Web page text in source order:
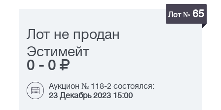
Лот № 65
Лот не продан
Эстимейт
0 - 0
Аукцион № 118-2 состоялся:
23 Декабрь 2023 15:00